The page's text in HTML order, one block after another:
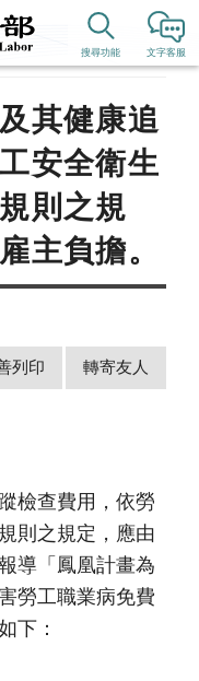
文字客服
搜尋功能
其健康追
安全衛生
則之規
主負擔。
列印 轉寄友人
檢查費用，依勞
則之規定，應由
導「鳳凰計畫為
勞工職業病免費
下：